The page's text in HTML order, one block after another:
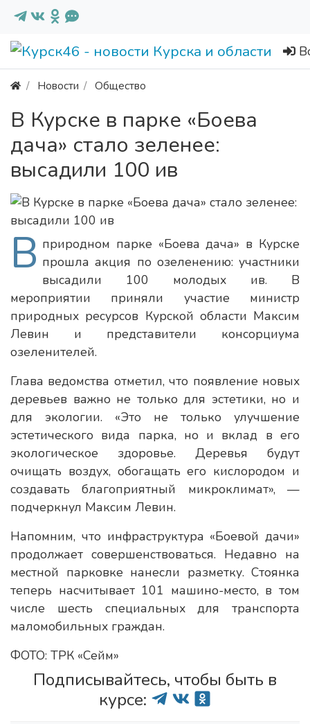
Новости Общество
В Курске в парке «Боева
дача» стало зеленее:
высадили 100 ив
В природном парке «Боева дача» в Курске
прошла акция по озеленению: участники
высадили 100 молодых ив. В
мероприятии приняли участие министр
природных ресурсов Курской области Максим
Левин и представители консорциума
озеленителей.
Глава ведомства отметил, что появление новых
деревьев важно не только для эстетики, но и
для экологии. «Это не только улучшение
эстетического вида парка, но и вклад в его
экологическое здоровье. Деревья будут
очищать воздух, обогащать его кислородом и
создавать благоприятный микроклимат», —
подчеркнул Максим Левин.
Напомним, что инфраструктура «Боевой дачи»
продолжает совершенствоваться. Недавно на
местной парковке нанесли разметку. Стоянка
теперь насчитывает 101 машино-место, в том
числе шесть специальных для транспорта
маломобильных граждан.
ФОТО: ТРК «Сейм»
Подписывайтесь, чтобы быть в
курсе: